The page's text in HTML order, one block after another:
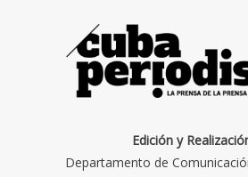
Edición y
Departamento de